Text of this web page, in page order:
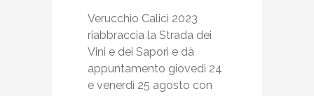
Verucchio Calici 2023
riabbraccia la Strada dei
Vini e dei Sapori e dà
appuntamento giovedì 24
e venerdì 25 agosto con